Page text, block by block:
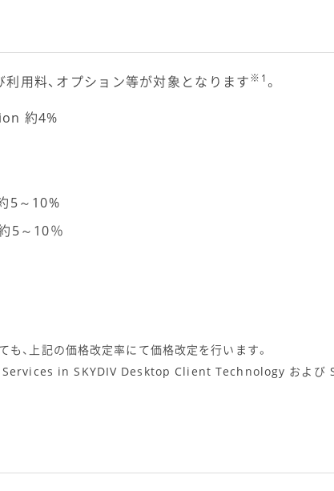
用料、オプション等が対象となります※1。
約4%
5～10%
5～10％
、上記の価格改定率にて価格改定を行います。
in SKYDIV Desktop Client Technology および